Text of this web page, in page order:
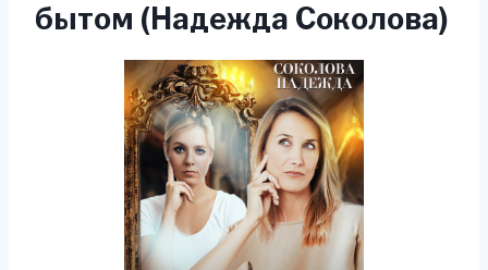
бытом (Надежда Соколова)